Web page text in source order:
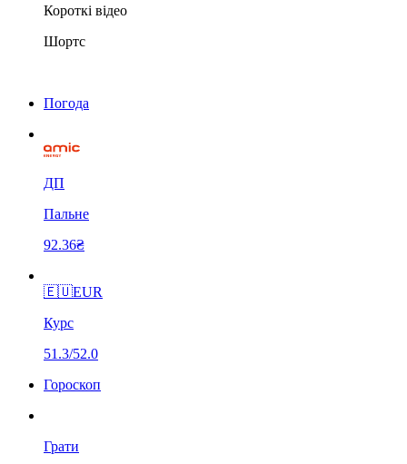
Короткі відео
Шортс
Погода
ДП
Пальне
92.36₴
🇪🇺EUR
Курс
51.3/52.0
Гороскоп
Грати